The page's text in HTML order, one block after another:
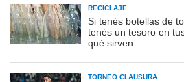
RECICLAJE
Si tenés botellas de
tenés un tesoro en
qué sirven
TORNEO CLAUSURA